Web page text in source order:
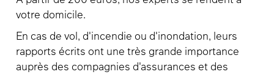
votre domicile.
En cas de vol, d'incendie ou d'inondation, leurs
rapports écrits ont une très grande importance
auprès des compagnies d'assurances et des